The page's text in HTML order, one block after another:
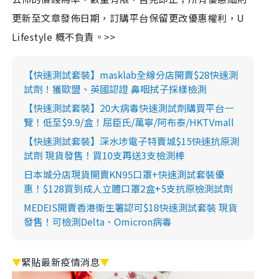
更新至文章發佈日期，訂購平台保留更改優惠權利，U
Lifestyle 概不負責。>>
【快速測試套裝】masklab全線分店開賣$28快速測
試劑！獲歐盟、英國認證 鼻咽拭子採樣檢測
【快速測試套裝】20大病毒快速測試劑購買平台一
覽！低至$9.9/盒！屈臣氏/萬寧/阿布泰/HKTVmall
【快速測試套裝】深水埗電子特賣城$15快速抗原測
試劑 現貨發售！買10支再送3支檢測棒
日本城分店現貨開賣KN95口罩+快速測試套裝優
惠！$128買到成人立體口罩2盒+5支抗原檢測試劑
MEDEIS開賣香港衛生署認可$18快速測試套裝 現貨
發售！可檢測Delta、Omicron病毒
▼緊貼最新疫情消息▼